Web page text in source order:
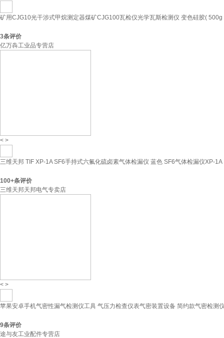
矿用CJG10光干涉式甲烷测定器煤矿CJG100瓦检仪光学瓦斯检测仪 变色硅胶( 500g
3条评价
亿万犇工业品专营店
< >
三维天邦 TIF XP-1A SF6手持式六氟化硫卤素气体检漏仪 蓝色 SF6气体检漏仪XP-1A
100+条评价
三维天邦天邦电气专卖店
< >
苹果安卓手机气密性漏气检测仪工具 气压力检查仪表气密装置设备 简约款气密检测
9条评价
途与友工业配件专营店